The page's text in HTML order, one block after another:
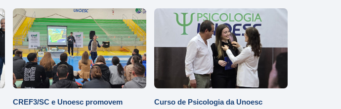
CREF3/SC e Unoesc promovem
Curso de Psicologia da Unoesc